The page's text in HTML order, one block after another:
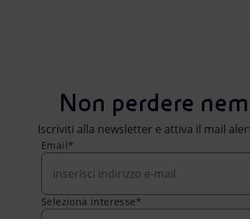
Non perdere
Iscriviti alla newsletter e attiva il mail
Email*
Seleziona interesse*